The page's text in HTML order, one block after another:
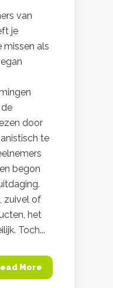
van
je
missen als
door
te
begon
zuivel of
het
Toch...
More